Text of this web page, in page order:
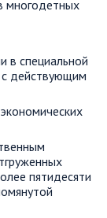
многодетных
в специальной
с действующим
пятидесяти